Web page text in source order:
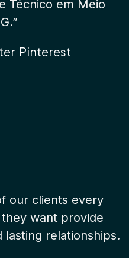
Técnico em Meio
Pinterest
our clients every
want provide
relationships.